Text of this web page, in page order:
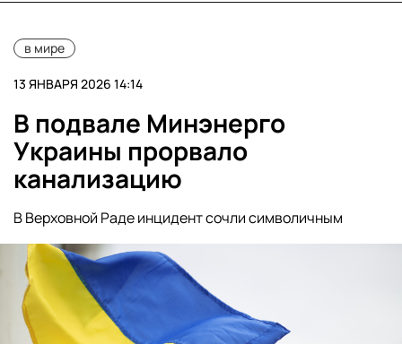
в мире
13 ЯНВАРЯ 2026 14:14
В подвале Минэнерго
Украины прорвало
канализацию
В Верховной Раде инцидент сочли символичным